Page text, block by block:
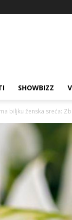
SHOWBIZZ
biljku ženska sreća: